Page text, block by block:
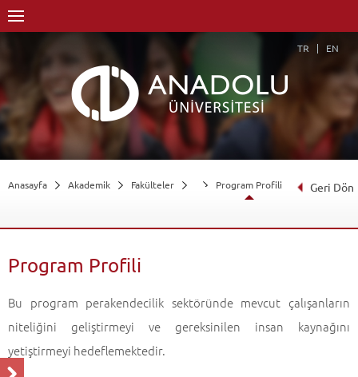
TR EN
Anasayfa Akademik Fakülteler Program Profili Geri Dön
Program Profili
Bu program perakendecilik sektöründe mevcut çalışanların
niteliğini geliştirmeyi ve gereksinilen insan kaynağını
yetiştirmeyi hedeflemektedir.